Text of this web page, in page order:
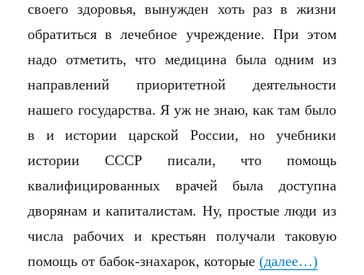
своего здоровья, вынужден хоть раз в жизни
обратиться в лечебное учреждение. При этом
надо отметить, что медицина была одним из
направлений приоритетной деятельности
нашего государства. Я уж не знаю, как там было
в и истории царской России, но учебники
истории СССР писали, что помощь
квалифицированных врачей была доступна
дворянам и капиталистам. Ну, простые люди из
числа рабочих и крестьян получали таковую
помощь от бабок-знахарок, которые(далее…)